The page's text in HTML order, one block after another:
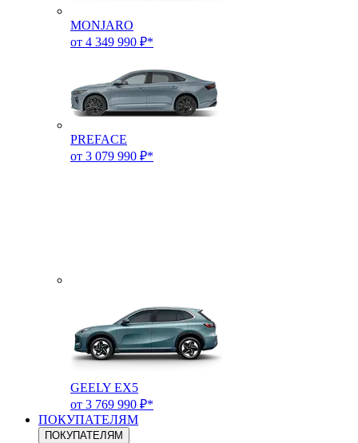
MONJARO
от 4 349 990 ₽*
PREFACE
от 3 079 990 ₽*
GEELY EX5
от 3 769 990 ₽*
ПОКУПАТЕЛЯМ
ПОКУПАТЕЛЯМ